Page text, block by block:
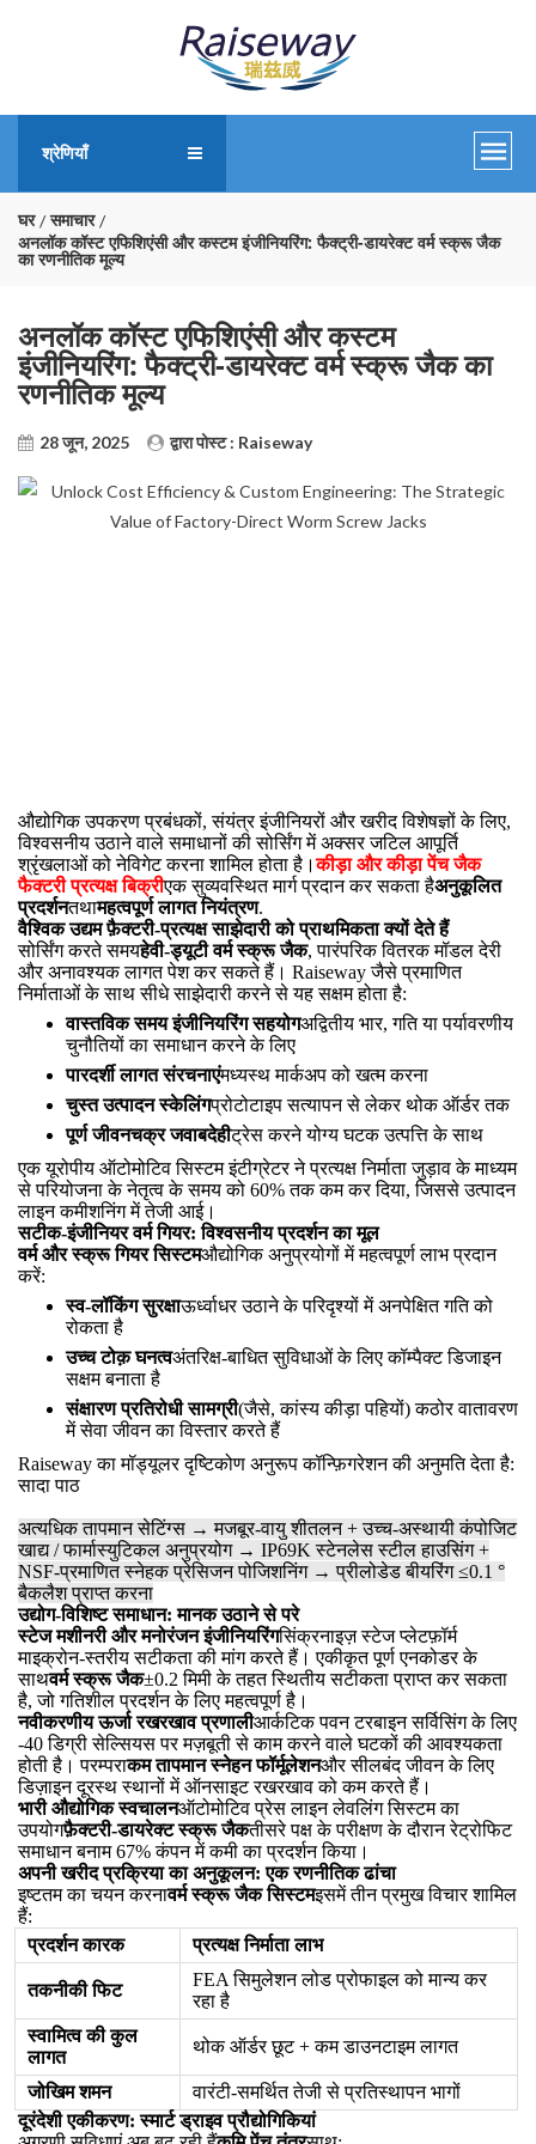
श्रेणियाँ
घर
समाचार
अनलॉक कॉस्ट एफिशिएंसी और कस्टम इंजीनियरिंग: फैक्ट्री-डायरेक्ट वर्म स्क्रू जैक
का रणनीतिक मूल्य
अनलॉक कॉस्ट एफिशिएंसी और कस्टम
इंजीनियरिंग: फैक्ट्री-डायरेक्ट वर्म स्क्रू जैक का
रणनीतिक मूल्य
28 जून, 2025 द्वारा पोस्ट : Raiseway